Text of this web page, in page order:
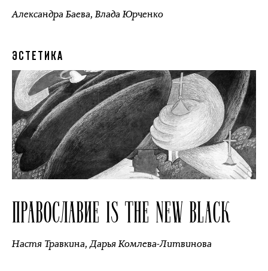
Александра Баева,Влада Юрченко
ЭСТЕТИКА
ПРАВОСЛАВИЕ IS THE NEW BLACK
Настя Травкина,Дарья Комлева-Литвинова